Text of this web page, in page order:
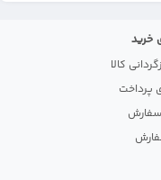
خرید
کالا
پرداخت
سفارش